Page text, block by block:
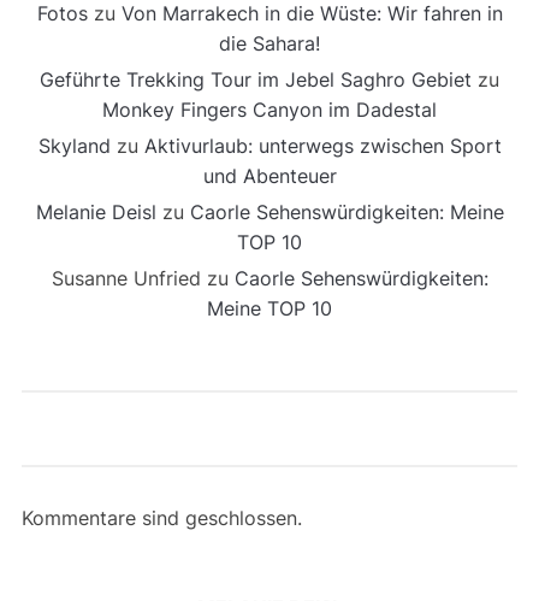
Fotoszu Von Marrakech in die Wüste: Wir fahren in
die Sahara!
Geführte Trekking Tour im Jebel Saghro Gebiet zu
Monkey Fingers Canyon im Dadestal
Skyland zu Aktivurlaub: unterwegs zwischen Sport
und Abenteuer
Melanie Deisl zu Caorle Sehenswürdigkeiten: Meine
TOP 10
Susanne Unfried zu Caorle Sehenswürdigkeiten:
Meine TOP 10
Kommentare sind geschlossen.